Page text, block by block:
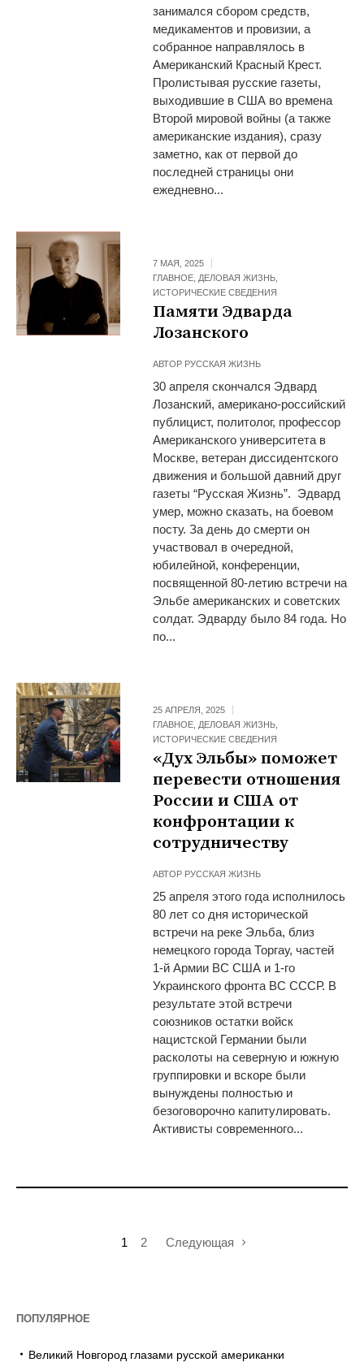
занимался сбором средств,
медикаментов и провизии, а
собранное направлялось в
Американский Красный Крест.
Пролистывая русские газеты,
выходившие в США во времена
Второй мировой войны (а также
американские издания), сразу
заметно, как от первой до
последней страницы они
ежедневно...
7 МАЯ, 2025
ГЛАВНОЕ ДЕЛОВАЯ ЖИЗНЬ
ИСТОРИЧЕСКИЕ СВЕДЕНИЯ
Памяти Эдварда
Лозанского
АВТОР РУССКАЯ ЖИЗНЬ
30 апреля скончался Эдвард
Лозанский, американо-российский
публицист, политолог, профессор
Американского университета в
Москве, ветеран диссидентского
движения и большой давний друг
газеты “Русская Жизнь”. Эдвард
умер, можно сказать, на боевом
посту. За день до смерти он
участвовал в очередной,
юбилейной, конференции,
посвященной 80-летию встречи на
Эльбе американских и советских
солдат. Эдварду было 84 года. Но
по...
25 АПРЕЛЯ, 2025
ГЛАВНОЕ ДЕЛОВАЯ ЖИЗНЬ
ИСТОРИЧЕСКИЕ СВЕДЕНИЯ
«Дух Эльбы» поможет
перевести отношения
России и США от
конфронтации к
сотрудничеству
АВТОР РУССКАЯ ЖИЗНЬ
25 апреля этого года исполнилось
80 лет со дня исторической
встречи на реке Эльба, близ
немецкого города Торгау, частей
1-й Армии ВС США и 1-го
Украинского фронта ВС СССР. В
результате этой встречи
союзников остатки войск
нацистской Германии были
расколоты на северную и южную
группировки и вскоре были
вынуждены полностью и
безоговорочно капитулировать.
Активисты современного...
1 2 Следующая
ПОПУЛЯРНОЕ
Великий Новгород глазами русской американки